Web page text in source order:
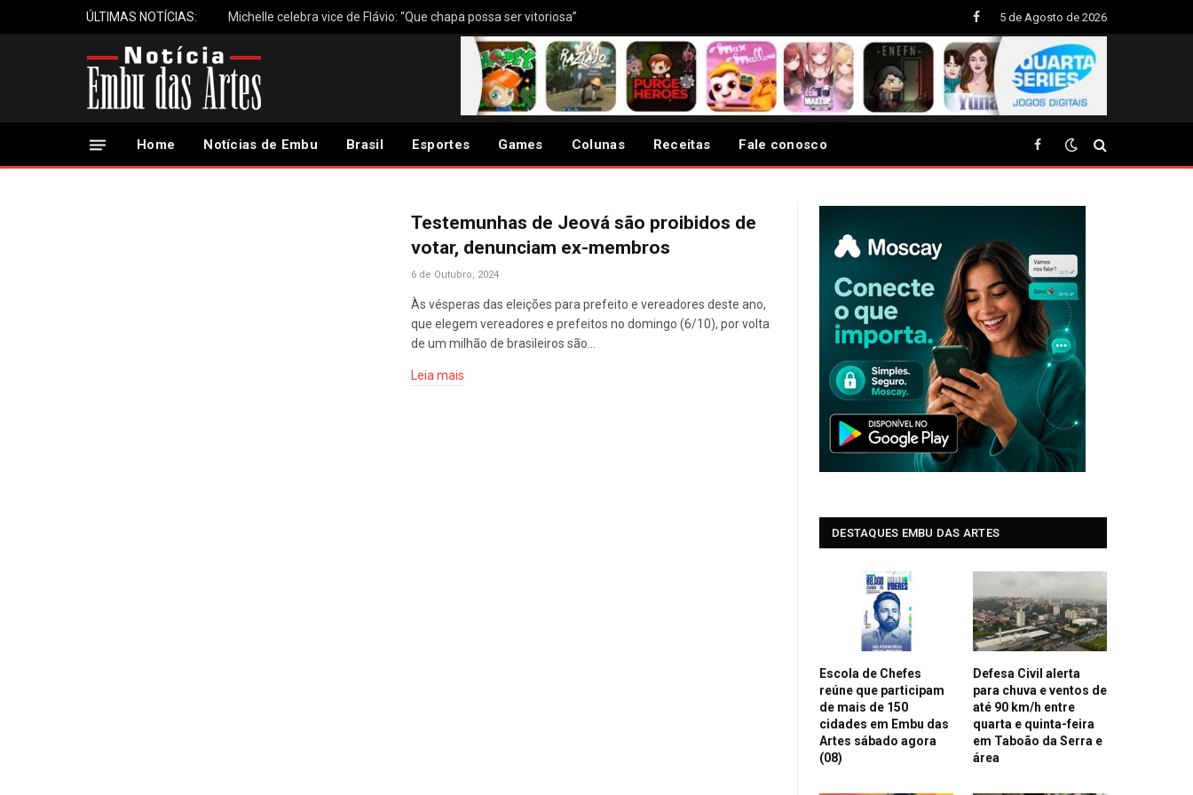
ÚLTIMAS NOTÍCIAS: Michelle celebra vice de Flávio: “Que chapa possa ser vitoriosa”
Facebook
5 de Agosto de 2026
Home Notícias de Embu Brasil Esportes Games Colunas Receitas Fale conosco Facebook
Testemunhas de Jeová são proibidos de
votar, denunciam ex-membros
6 de Outubro, 2024
Às vésperas das eleições para prefeito e vereadores deste ano,
que elegem vereadores e prefeitos no domingo (6/10), por volta
de um milhão de brasileiros são…
Leia mais
DESTAQUES EMBU DAS ARTES
Escola de Chefes
reúne que participam
de mais de 150
cidades em Embu das
Artes sábado agora
(08)
Defesa Civil alerta
para chuva e ventos de
até 90 km/h entre
quarta e quinta-feira
em Taboão da Serra e
área